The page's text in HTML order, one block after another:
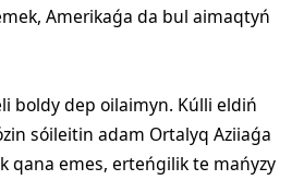
Amerikaǵa da bul aimaqtyń
boldy dep oilaimyn. Kúlli eldiń
sóileitin adam Ortalyq Aziiaǵa
qana emes, erteńgilik te mańyzy